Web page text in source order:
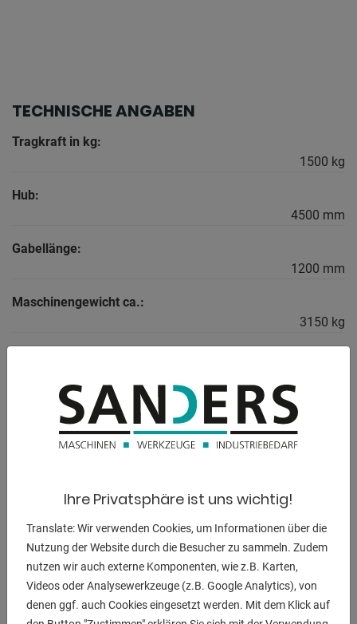
TECHNISCHE ANGABEN
Tragkraft in kg:
1500 kg
Hub:
4500 mm
Gabellänge:
1200 mm
Maschinengewicht ca.:
3150 kg
Ausstattung:
- Gabelzinkenverstellung
Batterie erneuert in 2018
Betriebsstunden: 8340 Std.
Ihre Privatsphäre ist uns wichtig!
Translate: Wir verwenden Cookies, um Informationen über die
Nutzung der Website durch die Besucher zu sammeln. Zudem
nutzen wir auch externe Komponenten, wie z.B. Karten,
Videos oder Analysewerkzeuge (z.B. Google Analytics), von
denen ggf. auch Cookies eingesetzt werden. Mit dem Klick auf